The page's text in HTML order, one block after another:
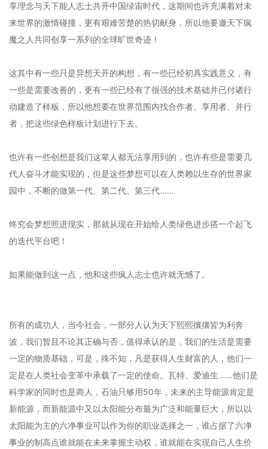
享理念与天下能人志士共开中国绿宙时代，这期间也许充满着对未
来世界的激情碰撞，更有艰难苦楚的热切献身，所以他要邀天下疯
魔之人共同创享一系列的全球旷世奇迹！
这其中有一些只是异想天开的构想，有一些已经初具实践意义，有
一些是需要改善的，更有一些已经有了很强的技术基础并已付诸行
动建造了样板，所以他想要在世界范围内找合作者、享用者、并行
者，把这些绿色样板计划进行下去。
也许有一些创想是我们这辈人都无法享用到的，也许有些是需要几
代人奋斗才能实现的，但是这些梦想可以在人类赖以生存的世界家
园中，不断的做第一代、第二代、第三代......
终究会梦想照进现实，那就从现在开始给人类绿色进步搭一个起飞
的迭代平台吧！
如果能做到这一点，他和这些疯人志士也许就无憾了。
所有的成功人，当今社会，一部分人认为天下熙熙攘攘皆为利奔
波，我们暂且不论其正确与否，值得承认的是，我们的生活是需要
一定的物质基础，可是，殊不知，凡是获得人生财富的人，他们一
定是在人类社会变革中承载了一定的使命。瓦特、爱迪生……他们是
科学家的同时也是商人，石油只够用50年，未来的主导能源肯定是
新能源，而新能源中又以太阳能分布最为广泛和能量巨大，所以以
太阳能为主的六净事业可以作为你的职业选择之一，谁占据了六净
事业的制高点谁就能在未来掌握主动权，谁就能在实现自己人生价